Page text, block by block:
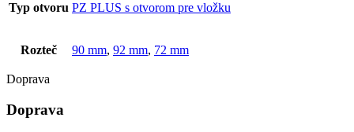
Typ otvoru PZ PLUS s otvorom pre vložku
Rozteč 90 mm, 92 mm, 72 mm
Doprava
Doprava